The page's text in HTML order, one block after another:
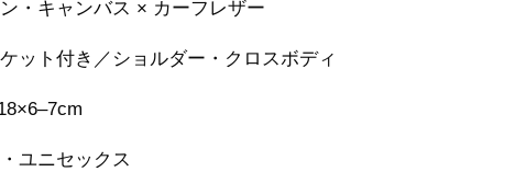
・キャンバス × カーフレザー
ット付き／ショルダー・クロスボディ
ユニセックス